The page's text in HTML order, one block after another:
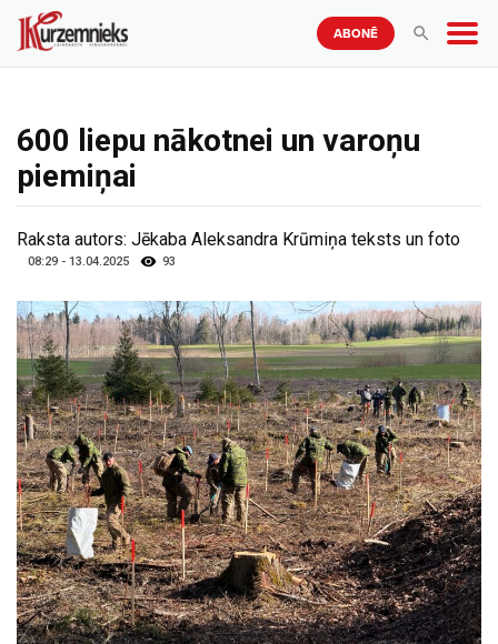
ABONĒ
600 liepu nākotnei un varoņu
piemiņai
Raksta autors: Jēkaba Aleksandra Krūmiņa teksts un foto
08:29 - 13.04.2025 93